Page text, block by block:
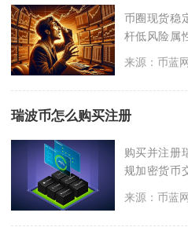
币圈现货稳
杆低风险属
摊薄成本、
来源：币蓝网
瑞波币怎么购买注册
购买并注册
规加密货币
正规平台、
来源：币蓝网